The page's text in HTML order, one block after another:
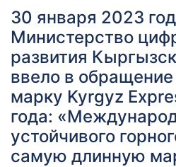
30 января 2023
Министерство
развития
ввело в
марку Kyrgyz
года:
устойчивого
самую длинную